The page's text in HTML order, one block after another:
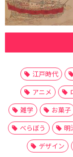
江戸時代
アニメ
雑学
お菓子
べらぼう
明
デザイン